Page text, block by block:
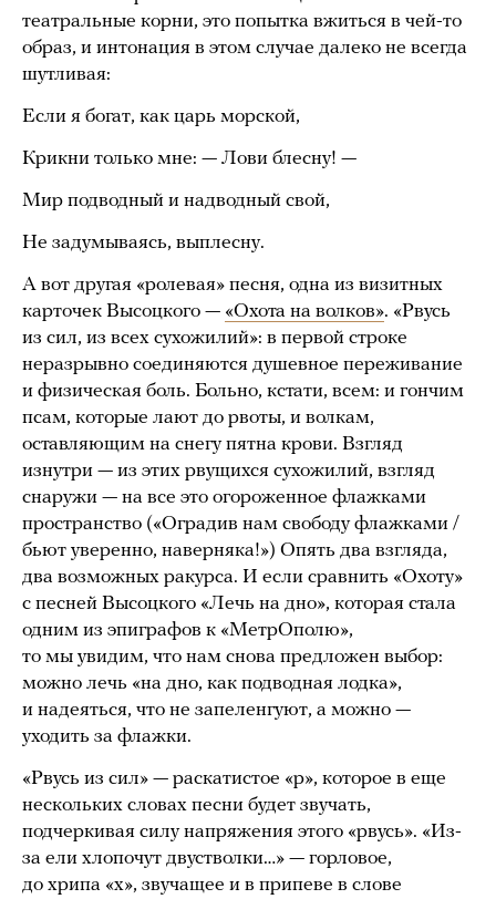
театральные корни, это попытка вжиться в чей-то
образ, и интонация в этом случае далеко не всегда
шутливая:
Если я богат, как царь морской,
Крикни только мне: — Лови блесну! —
Мир подводный и надводный свой,
Не задумываясь, выплесну.
А вот другая «ролевая» песня, одна из визитных
карточек Высоцкого — «Охота на волков». «Рвусь
из сил, из всех сухожилий»: в первой строке
неразрывно соединяются душевное переживание
и физическая боль. Больно, кстати, всем: и гончим
псам, которые лают до рвоты, и волкам,
оставляющим на снегу пятна крови. Взгляд
изнутри — из этих рвущихся сухожилий, взгляд
снаружи — на все это огороженное флажками
пространство («Оградив нам свободу флажками /
бьют уверенно, наверняка!») Опять два взгляда,
два возможных ракурса. И если сравнить «Охоту»
с песней Высоцкого «Лечь на дно», которая стала
одним из эпиграфов к «МетрОполю»,
то мы увидим, что нам снова предложен выбор:
можно лечь «на дно, как подводная лодка»,
и надеяться, что не запеленгуют, а можно —
уходить за флажки.
«Рвусь из сил» — раскатистое «р», которое в еще
нескольких словах песни будет звучать,
подчеркивая силу напряжения этого «рвусь». «Из-
за ели хлопочут двустволки…» — горловое,
до хрипа «х», звучащее и в припеве в слове